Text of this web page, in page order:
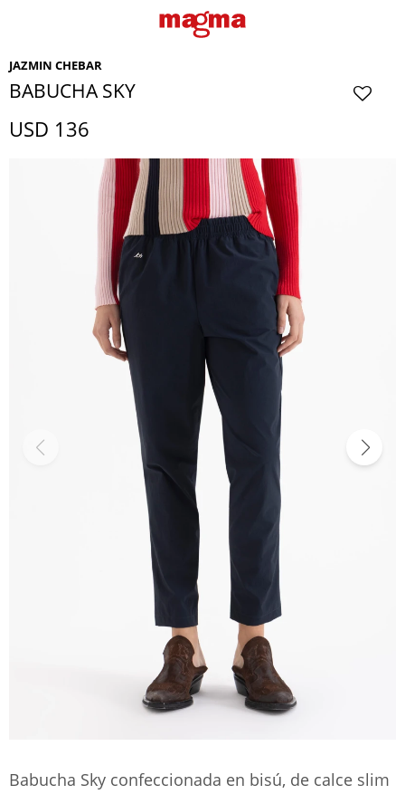
JAZMIN CHEBAR
BABUCHA SKY
USD 136
Babucha Sky confeccionada en bisú, de calce slim